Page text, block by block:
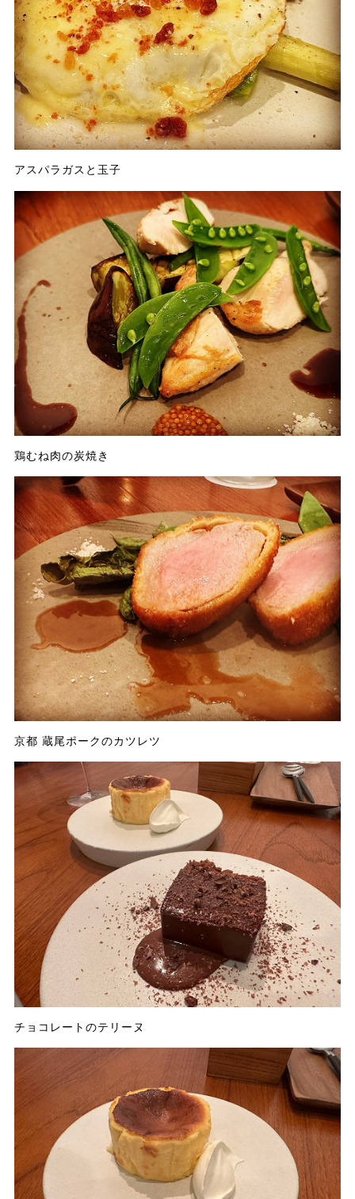
アスパラガスと玉子
鶏むね肉の炭焼き
京都 蔵尾ポークのカツレツ
チョコレートのテリーヌ